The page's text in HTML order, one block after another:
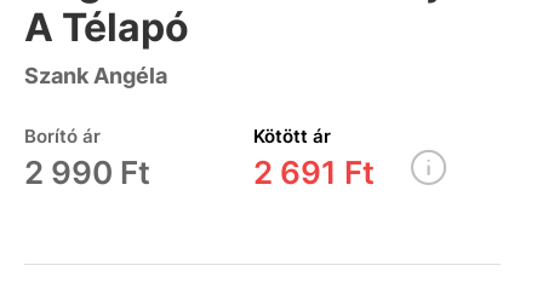
A Télapó
Szank Angéla
Borító ár
2 990 Ft
Kötött ár
2 691 Ft